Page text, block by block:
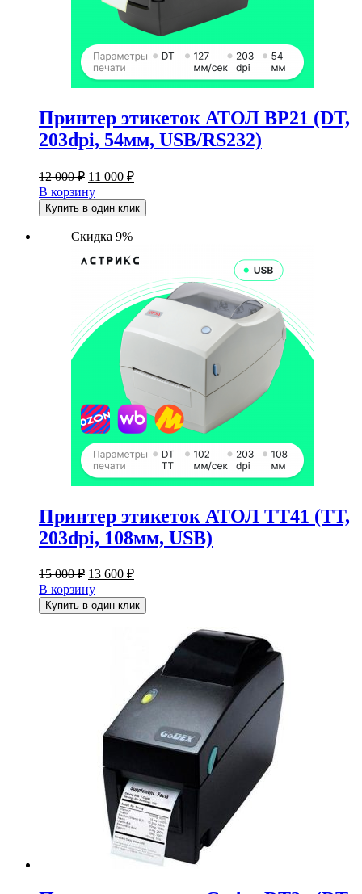
Принтер этикеток АТОЛ BP21 (DT,
203dpi, 54мм, USB/RS232)
12 000₽ Первоначальная
цена
составляла
12
000 ₽.
11 000 ₽Текущая
11
000 ₽.
В корзину
Купить в один клик
Скидка 9%
Принтер этикеток АТОЛ ТТ41 (TT,
203dpi, 108мм, USB)
15 000₽ Первоначальная
цена
составляла
15
13 600 ₽Текущая
13
600 ₽.
В корзину
Купить в один клик